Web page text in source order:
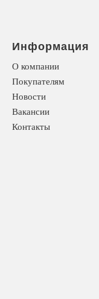
Информация
О компании
Покупателям
Новости
Вакансии
Контакты